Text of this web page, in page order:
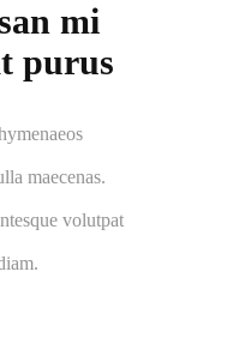
mi
purus
maecenas.
volutpat